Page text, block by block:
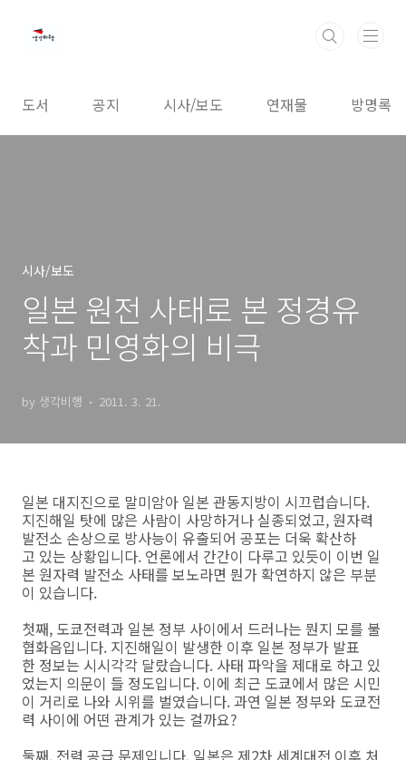
도서 공지 시사/보도 연재물 방명록
시사/보도
일본 원전 사태로 본 정경유
착과 민영화의 비극
by 생각비행 2011. 3. 21.
일본 대지진으로 말미암아 일본 관동지방이 시끄럽습니다.
지진해일 탓에 많은 사람이 사망하거나 실종되었고, 원자력
발전소 손상으로 방사능이 유출되어 공포는 더욱 확산하
고 있는 상황입니다. 언론에서 간간이 다루고 있듯이 이번 일
본 원자력 발전소 사태를 보노라면 뭔가 확연하지 않은 부분
이 있습니다.
첫째, 도쿄전력과 일본 정부 사이에서 드러나는 뭔지 모를 불
협화음입니다. 지진해일이 발생한 이후 일본 정부가 발표
한 정보는 시시각각 달랐습니다. 사태 파악을 제대로 하고 있
었는지 의문이 들 정도입니다. 이에 최근 도쿄에서 많은 시민
이 거리로 나와 시위를 벌였습니다. 과연 일본 정부와 도쿄전
력 사이에 어떤 관계가 있는 걸까요?
둘째, 전력 공급 문제입니다. 일본은 제2차 세계대전 이후 처